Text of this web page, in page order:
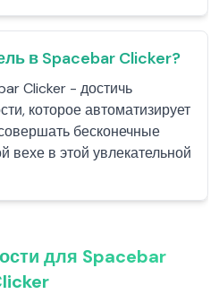
в Spacebar Clicker?
Clicker - достичь
которое автоматизирует
бесконечные
вехе в этой увлекательной
для Spacebar